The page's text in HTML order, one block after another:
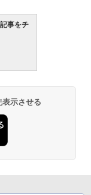
事をチ
示させる